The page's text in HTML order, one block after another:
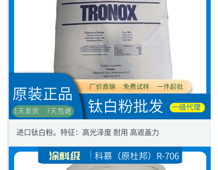
进口钛白粉。特征：高光泽度 耐用 高遮盖力